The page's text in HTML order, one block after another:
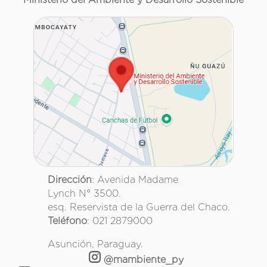
Dirección: Avenida Madame
Lynch N° 3500.
esq. Reservista de la Guerra del Chaco.
Teléfono: 021 2879000
Asunción, Paraguay.
@mambiente_py